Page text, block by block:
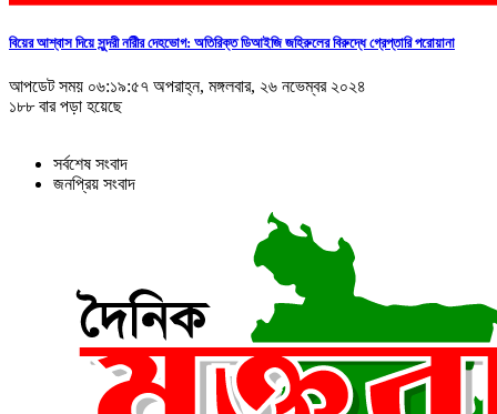
বিয়ের আশ্বাস দিয়ে সুন্দরী নরিীর দেহভোগ: অতিরিক্ত ডিআইজি জহিরুলের বিরুদ্ধে গ্রেপ্তারি পরোয়ানা
আপডেট সময় ০৬:১৯:৫৭ অপরাহ্ন, মঙ্গলবার, ২৬ নভেম্বর ২০২৪
১৮৮ বার পড়া হয়েছে
সর্বশেষ সংবাদ
জনপ্রিয় সংবাদ